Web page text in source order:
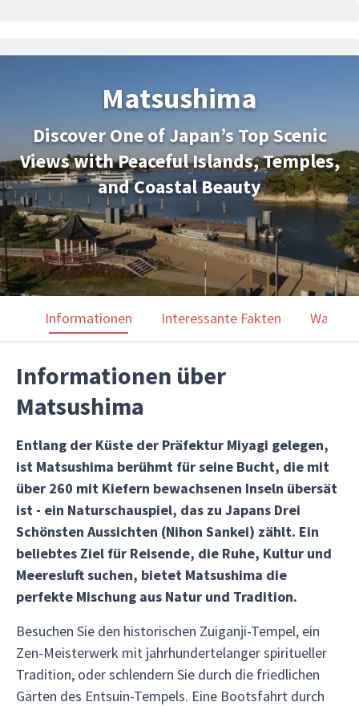
Matsushima
Discover One of Japan’s Top Scenic
Views with Peaceful Islands, Temples,
and Coastal Beauty
Informationen Interessante Fakten Was du
Informationen über
Matsushima
Entlang der Küste der Präfektur Miyagi gelegen,
ist Matsushima berühmt für seine Bucht, die mit
über 260 mit Kiefern bewachsenen Inseln übersät
ist - ein Naturschauspiel, das zu Japans Drei
Schönsten Aussichten (Nihon Sankei) zählt. Ein
beliebtes Ziel für Reisende, die Ruhe, Kultur und
Meeresluft suchen, bietet Matsushima die
perfekte Mischung aus Natur und Tradition.
Besuchen Sie den historischen Zuiganji-Tempel, ein
Zen-Meisterwerk mit jahrhundertelanger spiritueller
Tradition, oder schlendern Sie durch die friedlichen
Gärten des Entsuin-Tempels. Eine Bootsfahrt durch